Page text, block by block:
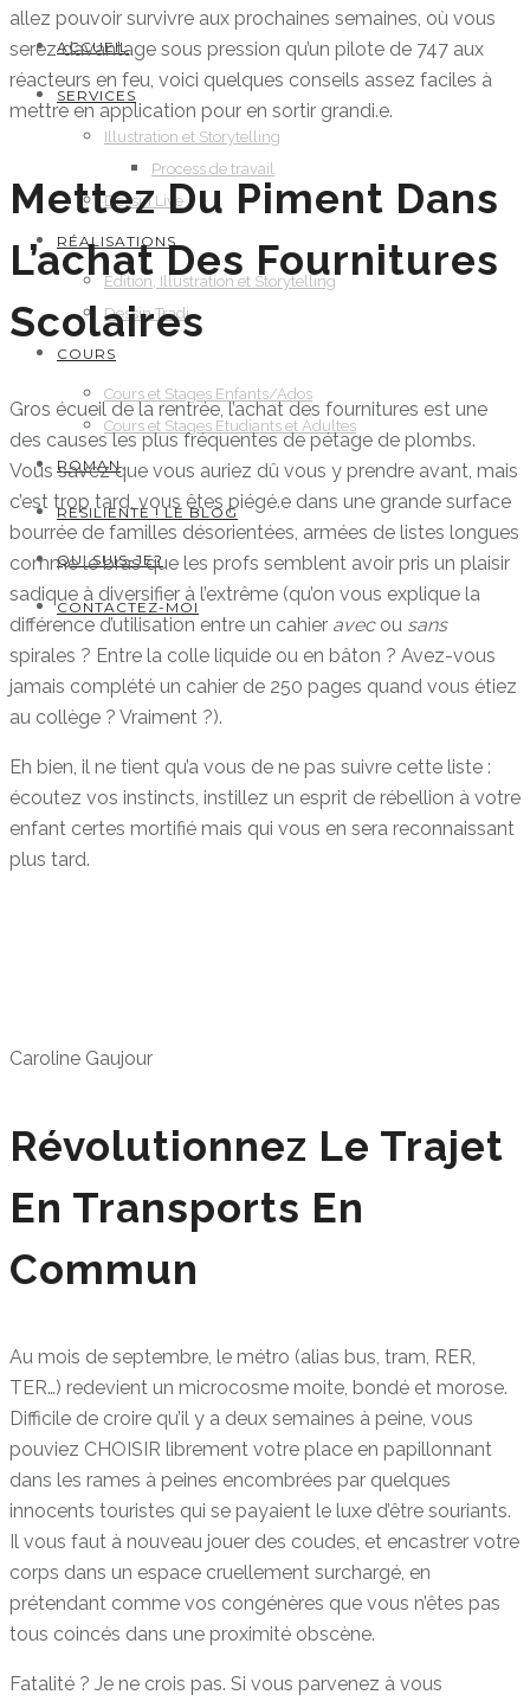
ACCUEIL
SERVICES
Illustration et Storytelling
Process de travail
Dessin Live
RÉALISATIONS
Edition, Illustration et Storytelling
Dessin Tradi
COURS
Cours et Stages Enfants/Ados
Cours et Stages Etudiants et Adultes
ROMAN
RESILIENTE ! LE BLOG
QUI SUIS-JE?
CONTACTEZ-MOI
allez pouvoir survivre aux prochaines semaines, où vous
serez davantage sous pression qu’un pilote de 747 aux
réacteurs en feu, voici quelques conseils assez faciles à
mettre en application pour en sortir grandi.e.
Mettez Du Piment Dans
L’achat Des Fournitures
Scolaires
Gros écueil de la rentrée, l’achat des fournitures est une
des causes les plus fréquentes de pétage de plombs.
Vous savez que vous auriez dû vous y prendre avant, mais
c’est trop tard, vous êtes piégé.e dans une grande surface
bourrée de familles désorientées, armées de listes longues
comme le bras que les profs semblent avoir pris un plaisir
sadique à diversifier à l’extrême (qu’on vous explique la
différence d’utilisation entre un cahier avecou sans
spirales ? Entre la colle liquide ou en bâton ? Avez-vous
jamais complété un cahier de 250 pages quand vous étiez
au collège ? Vraiment ?).
Eh bien, il ne tient qu’a vous de ne pas suivre cette liste :
écoutez vos instincts, instillez un esprit de rébellion à votre
enfant certes mortifié mais qui vous en sera reconnaissant
plus tard.
Caroline Gaujour
Révolutionnez Le Trajet
En Transports En
Commun
Au mois de septembre, le métro (alias bus, tram, RER,
TER…) redevient un microcosme moite, bondé et morose.
Difficile de croire qu’il y a deux semaines à peine, vous
pouviez CHOISIR librement votre place en papillonnant
dans les rames à peines encombrées par quelques
innocents touristes qui se payaient le luxe d’être souriants.
Il vous faut à nouveau jouer des coudes, et encastrer votre
corps dans un espace cruellement surchargé, en
prétendant comme vos congénères que vous n’êtes pas
tous coincés dans une proximité obscène.
Fatalité ? Je ne crois pas. Si vous parvenez à vous